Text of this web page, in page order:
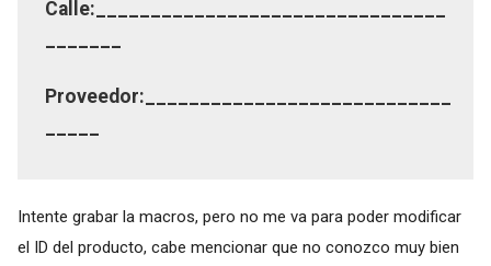
Calle:________________________________
Proveedor:____________________________
Intente grabar la macros, pero no me va para poder modificar
el ID del producto, cabe mencionar que no conozco muy bien